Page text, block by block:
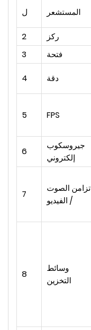
ل المستشعر
2
ركز
3
فتحة
4 دقة
5 FPS
6
جيروسكوب
إلكتروني
7
تزامن الصوت
/ الفيديو
8
وسائط
التخزين